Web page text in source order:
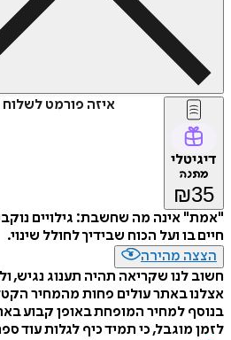
איזה פורמט
דיגיטלי
מתנה
₪35
"אמת" אינה מה שחשבת: גילויים
חיים בו ועל הכוח שבידיך לחולל שינוי.
הצצה מהירה
חשוב לנו שקריאה תהיה תענוג נגיש,
אצלנו באתר עולים פחות מהמחיר
בנוסף למחיר המופחת באופן קבוע
לזמן מוגבל, כי תמיד כיף לגלות עוד